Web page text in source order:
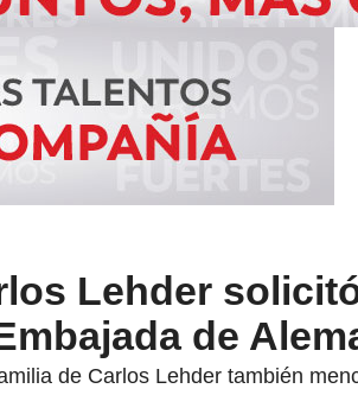
Lehder
de
de Carlos Lehder también